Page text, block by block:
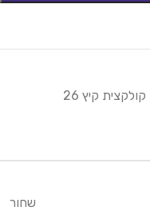
קולקצית קיץ 26
שחור